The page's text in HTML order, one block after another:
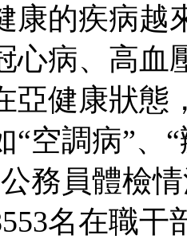
康的疾病越
心病、高血
亞健康狀態
“空調病”、
務員體檢
名在職